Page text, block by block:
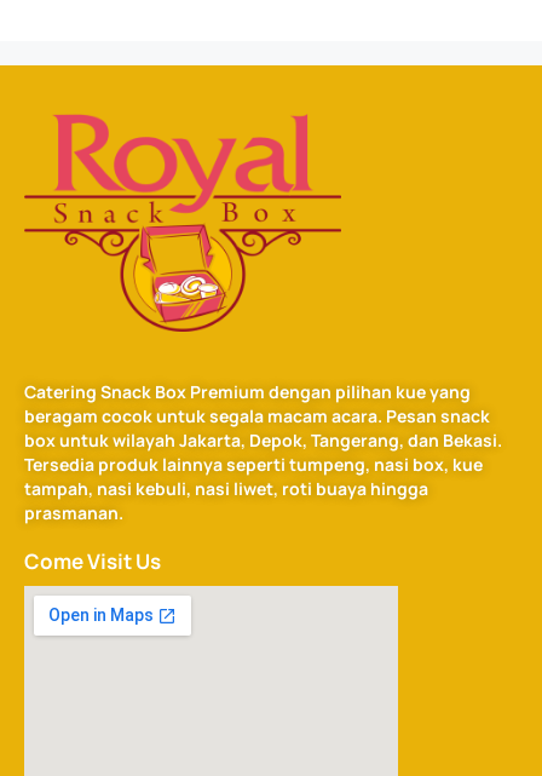
Catering Snack Box Premium dengan pilihan kue yang
beragam cocok untuk segala macam acara. Pesan snack
box untuk wilayah Jakarta, Depok, Tangerang, dan Bekasi.
Tersedia produk lainnya seperti tumpeng, nasi box, kue
tampah, nasi kebuli, nasi liwet, roti buaya hingga
prasmanan.
Come Visit Us